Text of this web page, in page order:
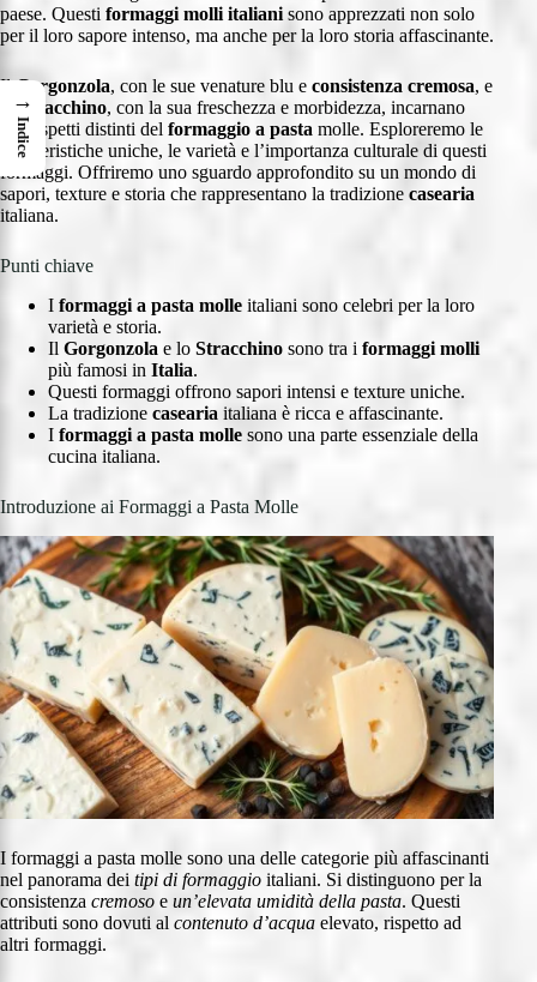
paese. Questi formaggi molli italiani sono apprezzati non solo
per il loro sapore intenso, ma anche per la loro storia affascinante.
IlGorgonzola, con le sue venature blu e consistenza cremosa, e
loStracchino, con la sua freschezza e morbidezza, incarnano
due aspetti distinti del formaggio a pasta molle. Esploreremo le
caratteristiche uniche, le varietà e l’importanza culturale di questi
formaggi. Offriremo uno sguardo approfondito su un mondo di
sapori, texture e storia che rappresentano la tradizione casearia
italiana.
Punti chiave
I formaggi a pasta molle italiani sono celebri per la loro
varietà e storia.
Il Gorgonzola e lo Stracchino sono tra i formaggi molli
più famosi in Italia.
Questi formaggi offrono sapori intensi e texture uniche.
La tradizione casearia italiana è ricca e affascinante.
I formaggi a pasta molle sono una parte essenziale della
cucina italiana.
Introduzione ai Formaggi a Pasta Molle
I formaggi a pasta molle sono una delle categorie più affascinanti
nel panorama dei tipi di formaggio italiani. Si distinguono per la
consistenza cremoso e un’elevata umidità della pasta. Questi
attributi sono dovuti al contenuto d’acqua elevato, rispetto ad
altri formaggi.
→
Indice